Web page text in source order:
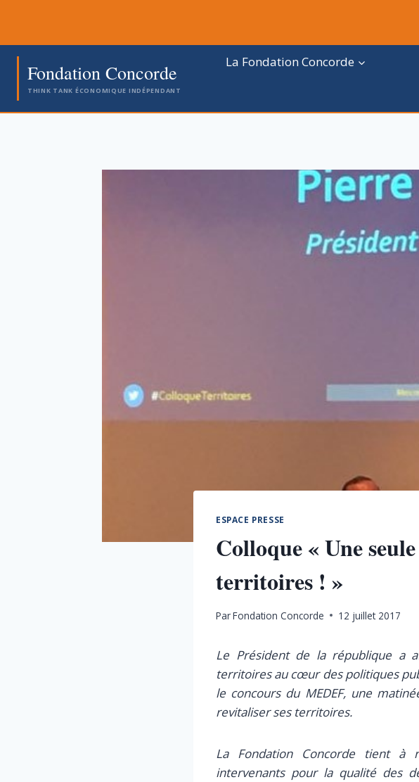
contenu
Fondation Concorde
THINK TANK ÉCONOMIQUE INDÉPENDANT
La Fondation Concorde
ESPACE PRESSE
Colloque « Une
territoires ! »
ParFondation Concorde 12 juillet 2017
Le Président de la république a
territoires au cœur des politiques
le concours du MEDEF, une
revitaliser ses territoires.
La Fondation Concorde tient à
intervenants pour la qualité des